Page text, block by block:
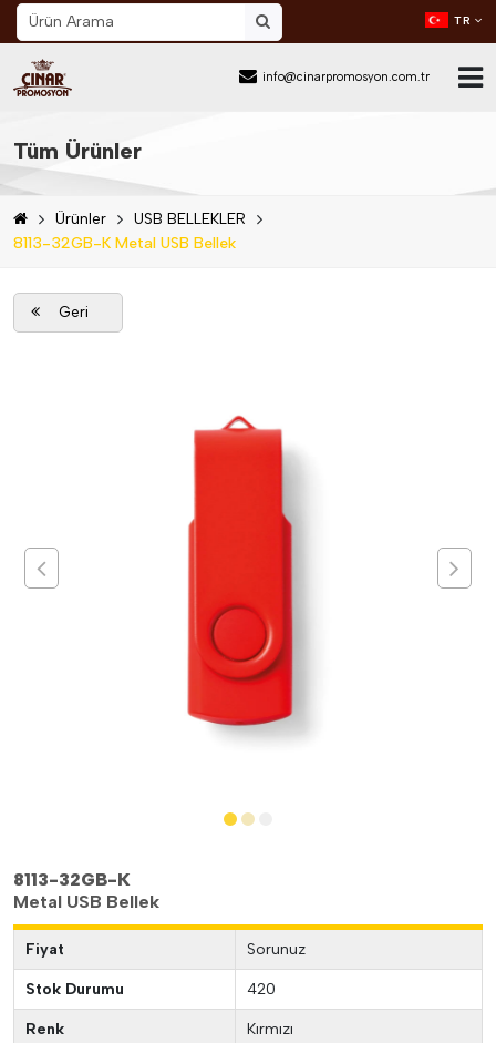
info@cinarpromosyon.com.tr
TR
Ana Sayfa
Hakkımızda
Sektör
Mail Order
Tüm Ürünler
Ürünler
USB BELLEKLER
8113-32GB-K Metal USB Bellek
Geri
8113-32GB-K
Metal USB Bellek
Fiyat Sorunuz
Stok Durumu 420
Renk Kırmızı